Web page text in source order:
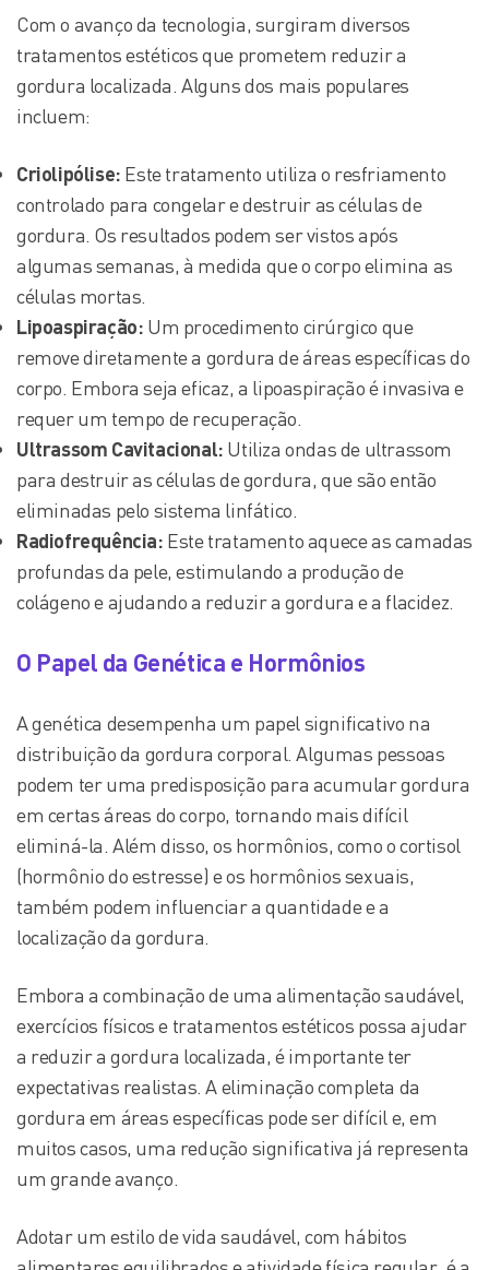
Com o avanço da tecnologia, surgiram diversos
tratamentos estéticos que prometem reduzir a
gordura localizada. Alguns dos mais populares
incluem:
Criolipólise: Este tratamento utiliza o resfriamento
controlado para congelar e destruir as células de
gordura. Os resultados podem ser vistos após
algumas semanas, à medida que o corpo elimina as
células mortas.
Lipoaspiração: Um procedimento cirúrgico que
remove diretamente a gordura de áreas específicas do
corpo. Embora seja eficaz, a lipoaspiração é invasiva e
requer um tempo de recuperação.
Ultrassom Cavitacional: Utiliza ondas de ultrassom
para destruir as células de gordura, que são então
eliminadas pelo sistema linfático.
Radiofrequência: Este tratamento aquece as camadas
profundas da pele, estimulando a produção de
colágeno e ajudando a reduzir a gordura e a flacidez.
O Papel da Genética e Hormônios
A genética desempenha um papel significativo na
distribuição da gordura corporal. Algumas pessoas
podem ter uma predisposição para acumular gordura
em certas áreas do corpo, tornando mais difícil
eliminá-la. Além disso, os hormônios, como o cortisol
(hormônio do estresse) e os hormônios sexuais,
também podem influenciar a quantidade e a
localização da gordura.
Embora a combinação de uma alimentação saudável,
exercícios físicos e tratamentos estéticos possa ajudar
a reduzir a gordura localizada, é importante ter
expectativas realistas. A eliminação completa da
gordura em áreas específicas pode ser difícil e, em
muitos casos, uma redução significativa já representa
um grande avanço.
Adotar um estilo de vida saudável, com hábitos